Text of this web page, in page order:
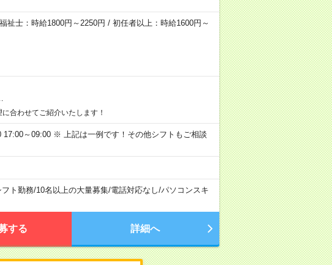
祉士：時給1800円～2250円 / 初任者以上：時給1600円～
合わせてご紹介いたします！
17:00～09:00 ※ 上記は一例です！その他シフトもご相談
フト勤務/10名以上の大量募集/電話対応なし/パソコンスキ
する 詳細へ